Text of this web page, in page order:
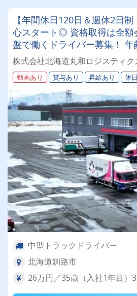
【年間休日120日＆週休2日
心スタート◎ 資格取得は全額
盤で働くドライバー募集！
躍できるお仕事です✨
株式会社北海道丸和ロジスティ
動画あり 賞与あり 昇給あり 休
中型トラックドライバー
北海道釧路市
26万円／35歳（入社1年目）